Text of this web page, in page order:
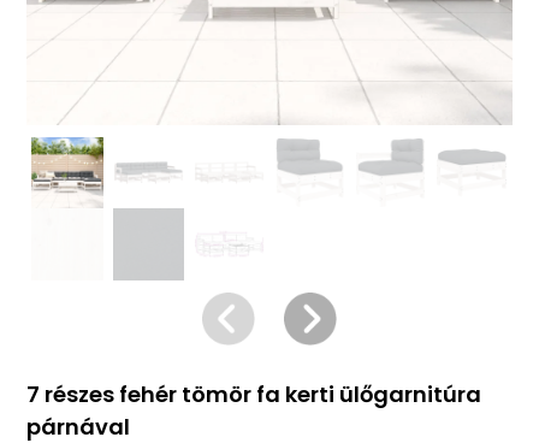
7 részes fehér tömör fa kerti ülőgarnitúra
párnával